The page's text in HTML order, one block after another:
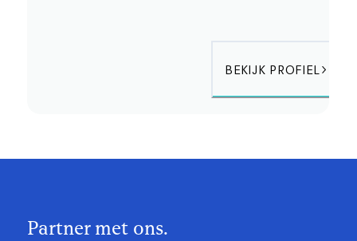
BEKIJK PROFIEL
Partner met ons.